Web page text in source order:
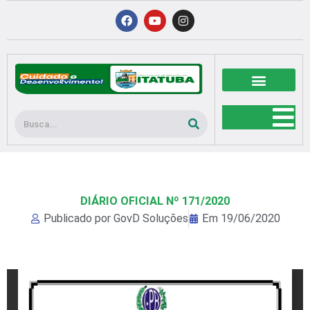
conteúdo
F
a
c
b
o
o
k
Y
o
u
u
b
e
I
n
s
a
g
r
a
Pesquisar
DIÁRIO OFICIAL Nº 171/2020
Publicado por GovD Soluções Em 19/06/2020